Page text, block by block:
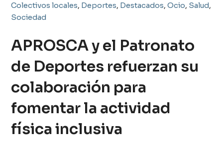
Colectivos locales, Deportes, Destacados,Ocio, Salud,
Sociedad
APROSCA y el Patronato
de Deportes refuerzan su
colaboración para
fomentar la actividad
física inclusiva